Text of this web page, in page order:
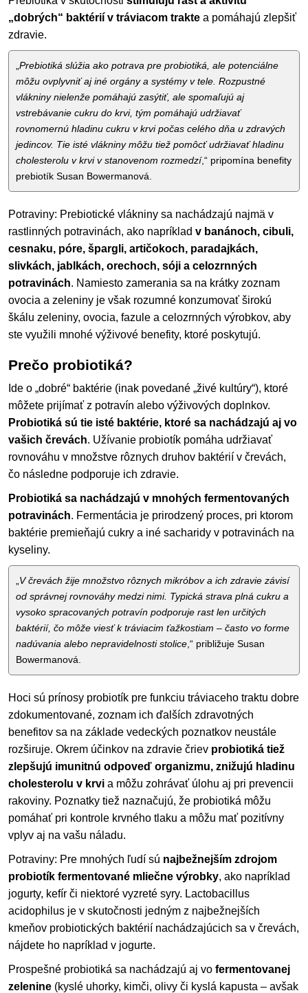
„dobrých“ baktérií v tráviacom trakte a pomáhajú zlepšiť
zdravie.
Prebiotiká slúžia ako potrava pre probiotiká, ale potenciálne
môžu ovplyvniť aj iné orgány a systémy v tele. Rozpustné
vlákniny nielenže pomáhajú zasýtiť, ale spomaľujú aj
vstrebávanie cukru do krvi, tým pomáhajú udržiavať
rovnomernú hladinu cukru v krvi počas celého dňa u zdravých
jedincov. Tie isté vlákniny môžu tiež pomôcť udržiavať hladinu
cholesterolu v krvi v stanovenom rozmedzí,“ pripomína benefity
prebiotík Susan Bowermanová.
Potraviny: Prebiotické vlákniny sa nachádzajú najmä v
rastlinných potravinách, ako napríklad v banánoch, cibuli,
cesnaku, póre, špargli, artičokoch, paradajkách,
slivkách, jablkách, orechoch, sóji a celozrnných
potravinách. Namiesto zamerania sa na krátky zoznam
ovocia a zeleniny je však rozumné konzumovať širokú
škálu zeleniny, ovocia, fazule a celozrnných výrobkov, aby
ste využili mnohé výživové benefity, ktoré poskytujú.
Prečo probiotiká?
Ide o „dobré“ baktérie (inak povedané „živé kultúry“), ktoré
môžete prijímať z potravín alebo výživových doplnkov.
Probiotiká sú tie isté baktérie, ktoré sa nachádzajú aj vo
vašich črevách. Užívanie probiotík pomáha udržiavať
rovnováhu v množstve rôznych druhov baktérií v črevách,
čo následne podporuje ich zdravie.
Probiotiká sa nachádzajú v mnohých fermentovaných
potravinách. Fermentácia je prirodzený proces, pri ktorom
baktérie premieňajú cukry a iné sacharidy v potravinách na
kyseliny.
V črevách žije množstvo rôznych mikróbov a ich zdravie závisí
od správnej rovnováhy medzi nimi. Typická strava plná cukru a
vysoko spracovaných potravín podporuje rast len určitých
baktérií, čo môže viesť k tráviacim ťažkostiam – často vo forme
nadúvania alebo nepravidelnosti stolice ,“ približuje Susan
Bowermanová.
Hoci sú prínosy probiotík pre funkciu tráviaceho traktu dobre
zdokumentované, zoznam ich ďalších zdravotných
benefitov sa na základe vedeckých poznatkov neustále
rozširuje. Okrem účinkov na zdravie čriev probiotiká tiež
zlepšujú imunitnú odpoveď organizmu, znižujú hladinu
cholesterolu v krvi a môžu zohrávať úlohu aj pri prevencii
rakoviny. Poznatky tiež naznačujú, že probiotiká môžu
pomáhať pri kontrole krvného tlaku a môžu mať pozitívny
vplyv aj na vašu náladu.
Potraviny: Pre mnohých ľudí sú najbežnejším zdrojom
probiotík fermentované mliečne výrobky, ako napríklad
jogurty, kefír či niektoré vyzreté syry. Lactobacillus
acidophilus je v skutočnosti jedným z najbežnejších
kmeňov probiotických baktérií nachádzajúcich sa v črevách,
nájdete ho napríklad v jogurte.
Prospešné probiotiká sa nachádzajú aj vo fermentovanej
zelenine (kyslé uhorky, kimči, olivy či kyslá kapusta – avšak